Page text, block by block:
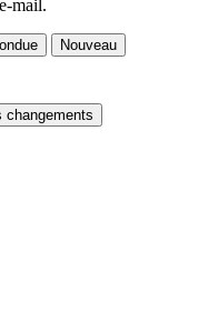
mail.
Nouveau
changements